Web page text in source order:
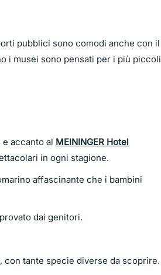
pubblici sono comodi anche con il
i musei sono pensati per i più piccoli
accanto al MEININGER Hotel
in ogni stagione.
affascinante che i bambini
dai genitori.
con tante specie diverse da scoprire.